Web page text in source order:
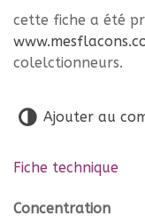
cette fiche a été
colelctionneurs.
Ajouter au
Fiche technique
Concentration